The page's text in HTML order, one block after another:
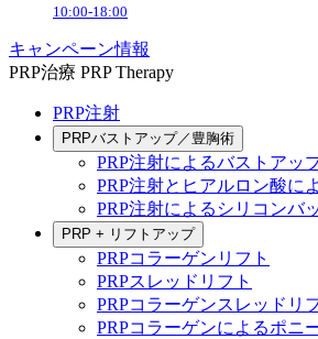
10:00-18:00
キャンペーン情報
PRP治療 PRP Therapy
PRP注射
PRPバストアップ／豊胸術
PRP注射によるバストアッ
PRP注射とヒアルロン酸に
PRP注射によるシリコンバ
PRP + リフトアップ
PRPコラーゲンリフト
PRPスレッドリフト
PRPコラーゲンスレッドリ
PRPコラーゲンによるポニ